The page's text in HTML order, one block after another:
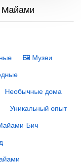
Майами
🖼 Музеи
Необычные дома
Уникальный опыт
Бич